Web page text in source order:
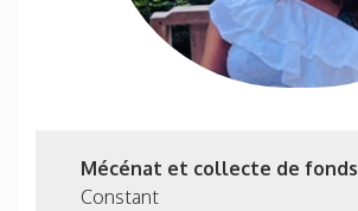
Mécénat et collecte de fonds
Constant